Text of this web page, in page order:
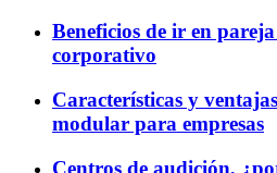
Beneficios de ir en
corporativo
Características y
modular para empresas
Centros de audición,